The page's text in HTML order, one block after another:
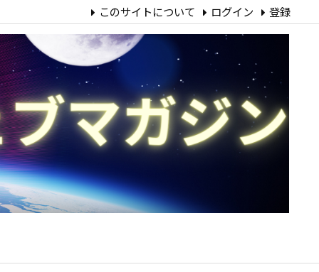
このサイトについて ログイン 登録